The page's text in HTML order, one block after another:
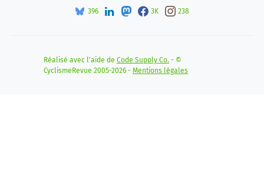
396 3K 238
Réalisé avec l'aide de Code Supply Co. - ©
CyclismeRevue 2005-2026 - Mentions légales